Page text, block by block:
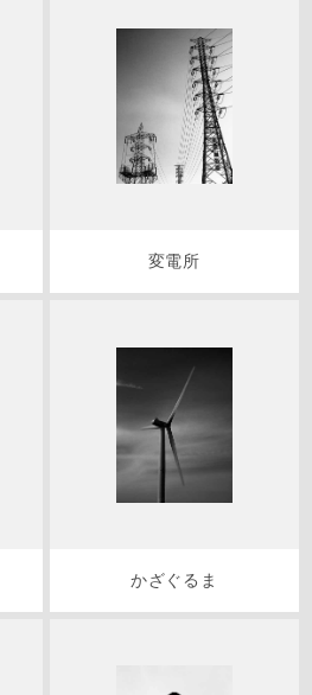
変電所
かざぐるま